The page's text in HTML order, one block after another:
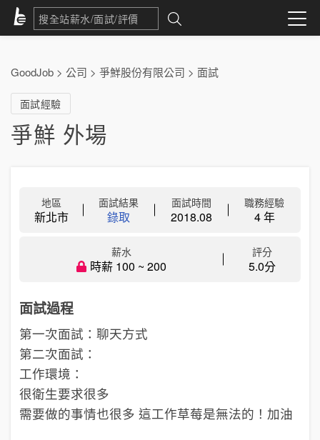
GoodJob > 公司 > 爭鮮股份有限公司 > 面試
面試經驗
爭鮮 外場
地區
新北市
面試結果
錄取
面試時間
2018.08
職務經驗
4 年
薪水
時薪 100 ~ 200
評分
5.0分
面試過程
第一次面試：聊天方式
第二次面試：
工作環境：
很衛生要求很多
需要做的事情也很多 這工作草莓是無法的！加油